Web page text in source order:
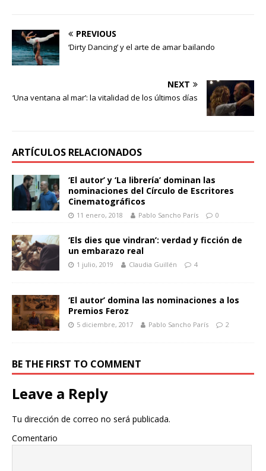
PREVIOUS
‘Dirty Dancing’ y el arte de amar bailando
NEXT
‘Una ventana al mar’: la vitalidad de los últimos días
ARTÍCULOS RELACIONADOS
‘El autor’ y ‘La librería’ dominan las
nominaciones del Círculo de Escritores
Cinematográficos
11 enero, 2018 Pablo Sancho París 0
‘Els dies que vindran’: verdad y ficción de
un embarazo real
1 julio, 2019 Claudia Guillén 4
‘El autor’ domina las nominaciones a los
Premios Feroz
5 diciembre, 2017 Pablo Sancho París 2
BE THE FIRST TO COMMENT
Leave a Reply
Tu dirección de correo no será publicada.
Comentario